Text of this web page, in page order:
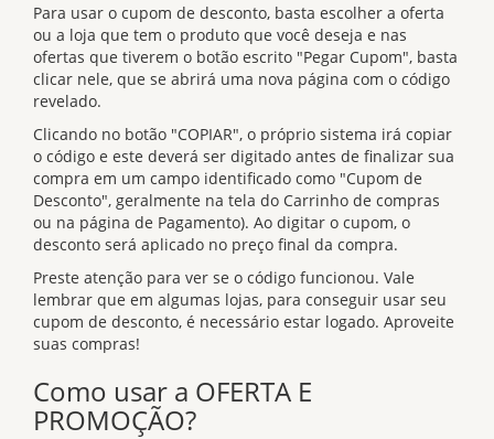
Para usar o cupom de desconto, basta escolher a oferta
ou a loja que tem o produto que você deseja e nas
ofertas que tiverem o botão escrito "Pegar Cupom", basta
clicar nele, que se abrirá uma nova página com o código
revelado.
Clicando no botão "COPIAR", o próprio sistema irá copiar
o código e este deverá ser digitado antes de finalizar sua
compra em um campo identificado como "Cupom de
Desconto", geralmente na tela do Carrinho de compras
ou na página de Pagamento). Ao digitar o cupom, o
desconto será aplicado no preço final da compra.
Preste atenção para ver se o código funcionou. Vale
lembrar que em algumas lojas, para conseguir usar seu
cupom de desconto, é necessário estar logado. Aproveite
suas compras!
Como usar a OFERTA E
PROMOÇÃO?